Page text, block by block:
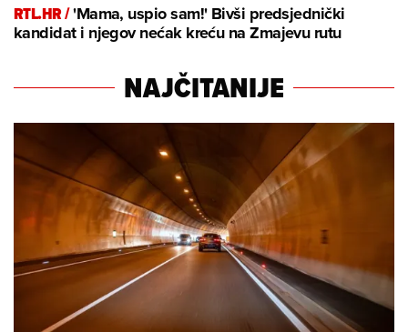
RTL.HR /'Mama, uspio sam!' Bivši predsjednički
kandidat i njegov nećak kreću na Zmajevu rutu
NAJČITANIJE